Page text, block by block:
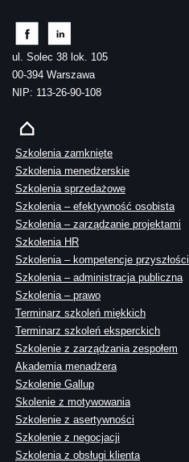
ul. Solec 38 lok. 105
00-394 Warszawa
NIP: 113-26-90-108
Szkolenia zamknięte
Szkolenia menedżerskie
Szkolenia sprzedażowe
Szkolenia – efektywność osobista
Szkolenia – zarządzanie projektami
Szkolenia HR
Szkolenia – kompetencje przyszłości
Szkolenia – administracja publiczna
Szkolenia – prawo
Terminarz szkoleń miękkich
Terminarz szkoleń eksperckich
Szkolenie z zarządzania zespołem
Akademia menadżera
Szkolenie Gallup
Skolenie z motywowania
Szkolenie z asertywności
Szkolenie z negocjacji
Szkolenia z obsługi klienta